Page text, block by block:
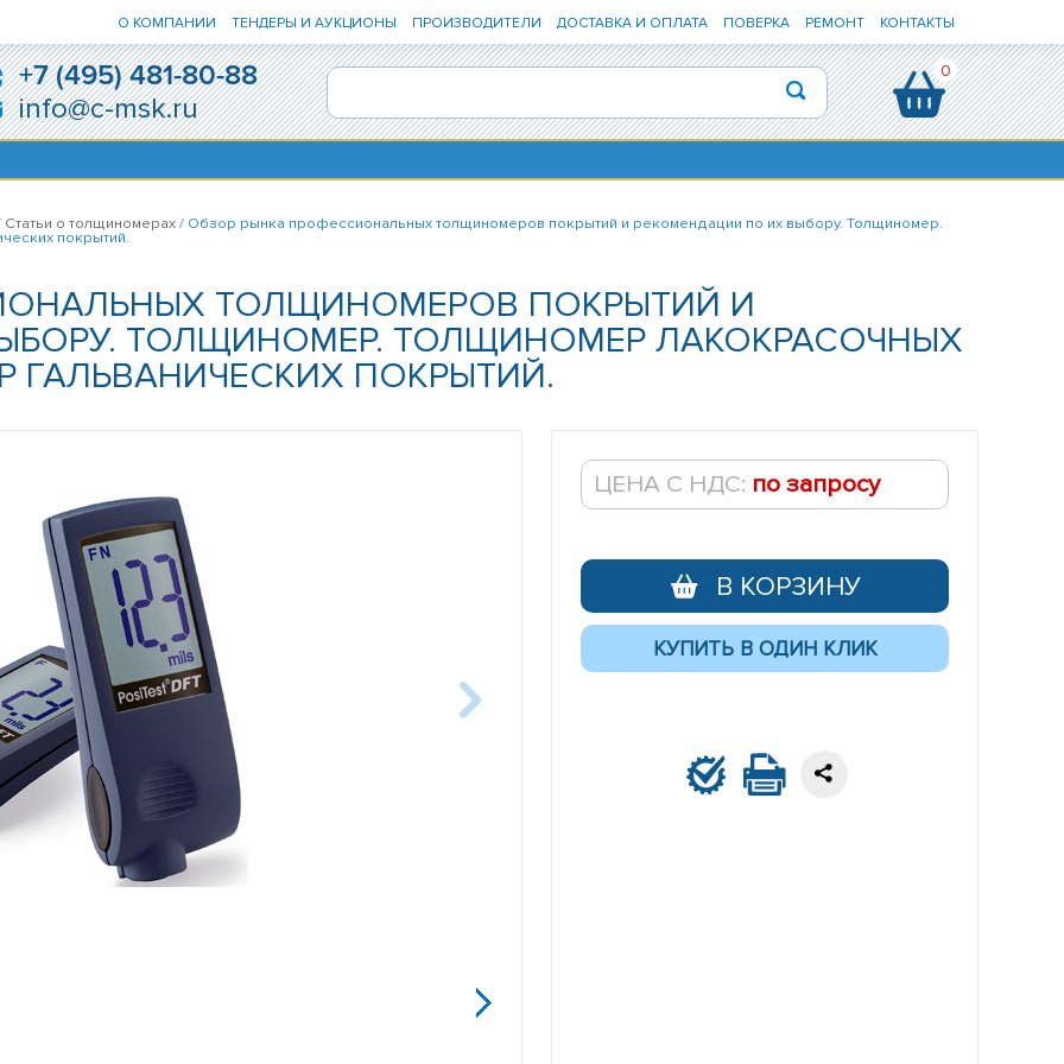
О КОМПАНИИ ТЕНДЕРЫ И АУКЦИОНЫ ПРОИЗВОДИТЕЛИ ДОСТАВКА И ОПЛАТА ПОВЕРКА РЕМОНТ КОНТАКТЫ
+7 (495) 481-80-88
info@c-msk.ru
0
Статьи о толщиномерах/ Обзор рынка профессиональных толщиномеров покрытий и рекомендации по их выбору. Толщиномер.
покрытий.
ТОЛЩИНОМЕРОВ ПОКРЫТИЙ И
ТОЛЩИНОМЕР. ТОЛЩИНОМЕР ЛАКОКРАСОЧНЫХ
ПОКРЫТИЙ.
ЦЕНА С НДС: по запросу
В КОРЗИНУ